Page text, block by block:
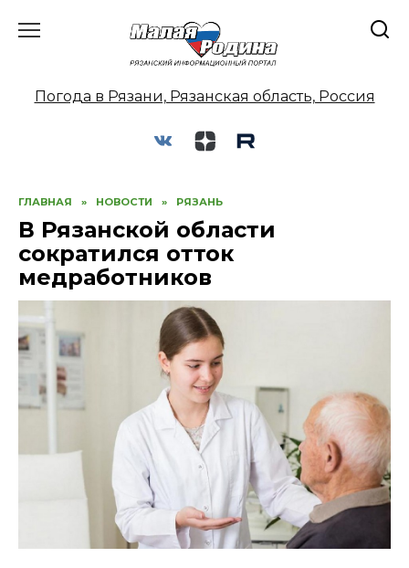
Погода в Рязани, Рязанская область, Россия
ГЛАВНАЯ » НОВОСТИ » РЯЗАНЬ
В Рязанской области
сократился отток
медработников